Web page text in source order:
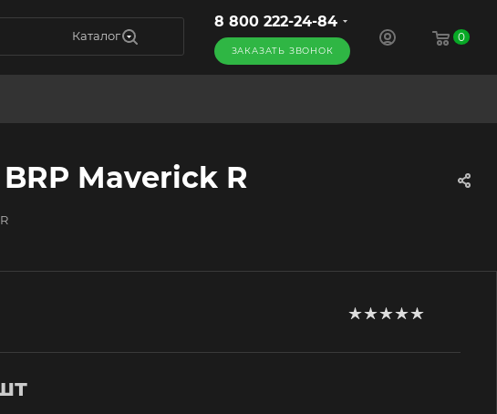
Каталог
8 800 222-24-84
ЗАКАЗАТЬ ЗВОНОК
0
Maverick R